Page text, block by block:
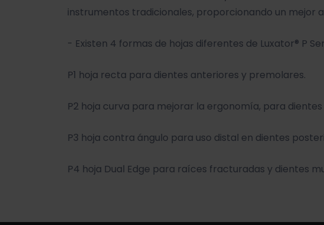
instrumentos tradicionales, proporcionando un
- Existen 4 formas de hojas diferentes de Luxator® P
P1 hoja recta para dientes anteriores y premolares.
P2 hoja curva para mejorar la ergonomía, para
P3 hoja contra ángulo para uso distal en dientes
P4 hoja Dual Edge para raíces fracturadas y dientes